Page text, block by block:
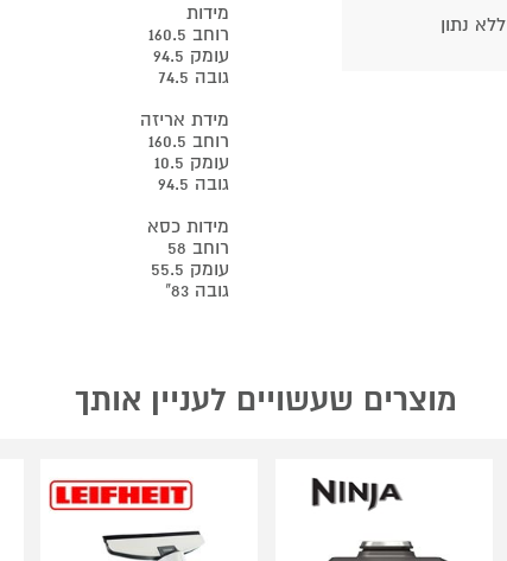
ללא נתון
מידות
רוחב 160.5
עומק 94.5
גובה 74.5
מידת אריזה
רוחב 160.5
עומק 10.5
גובה 94.5
מידות כסא
רוחב 58
עומק 55.5
גובה 83"
מוצרים שעשויים לעניין אותך